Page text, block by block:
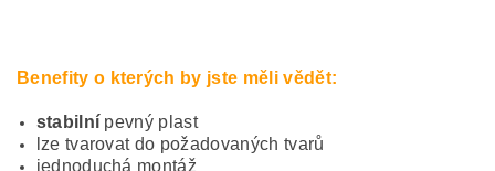
Benefity o kterých by jste měli vědět:
stabilní pevný plast
lze tvarovat do požadovaných tvarů
jednoduchá montáž